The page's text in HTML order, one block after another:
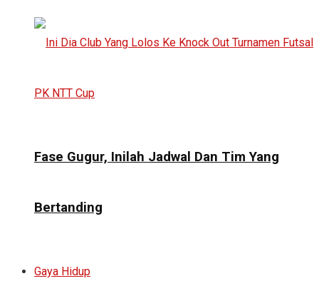
Fase Gugur, Inilah Jadwal Dan Tim Yang
Bertanding
Gaya Hidup